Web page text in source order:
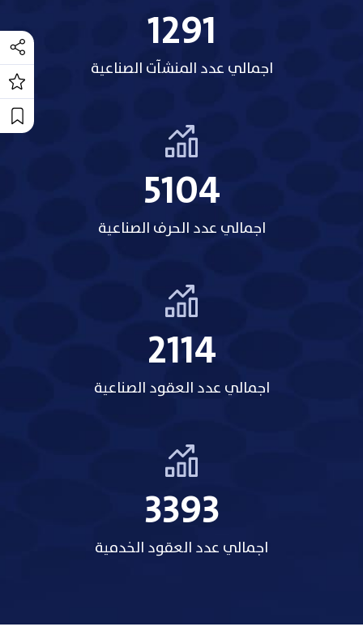
1318
اجمالي عدد المنشآت الصناعية
5209
اجمالي عدد الحرف الصناعية
2158
اجمالي عدد العقود الصناعية
3485
اجمالي عدد العقود الخدمية